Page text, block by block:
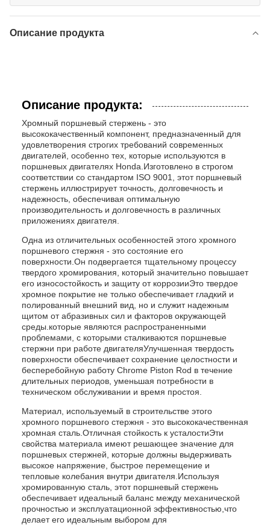
Описание продукта
Описание продукта:
Хромный поршневый стержень - это
высококачественный компонент, предназначенный для
удовлетворения строгих требований современных
двигателей, особенно тех, которые используются в
поршневых двигателях Honda.Изготовлено в строгом
соответствии со стандартом ISO 9001, этот поршневый
стержень иллюстрирует точность, долговечность и
надежность, обеспечивая оптимальную
производительность и долговечность в различных
приложениях двигателя.
Одна из отличительных особенностей этого хромного
поршневого стержня - это состояние его
поверхности.Он подвергается тщательному процессу
твердого хромирования, который значительно повышает
его износостойкость и защиту от коррозииЭто твердое
хромное покрытие не только обеспечивает гладкий и
полированный внешний вид, но и служит надежным
щитом от абразивных сил и факторов окружающей
среды.которые являются распространенными
проблемами, с которыми сталкиваются поршневые
стержни при работе двигателяУлучшенная твердость
поверхности обеспечивает сохранение целостности и
бесперебойную работу Chrome Piston Rod в течение
длительных периодов, уменьшая потребности в
техническом обслуживании и время простоя.
Материал, используемый в строительстве этого
хромного поршневого стержня - это высококачественная
хромная сталь.Отличная стойкость к усталостиЭти
свойства материала имеют решающее значение для
поршневых стержней, которые должны выдерживать
высокое напряжение, быстрое перемещение и
тепловые колебания внутри двигателя.Используя
хромированную сталь, этот поршневый стержень
обеспечивает идеальный баланс между механической
прочностью и эксплуатационной эффективностью,что
делает его идеальным выбором для